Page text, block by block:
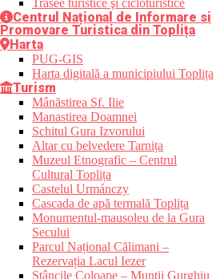
Trasee turistice şi cicloturistice
Centrul Național de Informare si
Promovare Turistica din Toplița
Harta
PUG-GIS
Harta digitală a municipiului Toplița
Turism
Mânăstirea Sf. Ilie
Manastirea Doamnei
Schitul Gura Izvorului
Altar cu belvedere Tarnița
Muzeul Etnografic – Centrul
Cultural Toplița
Castelul Urmánczy
Cascada de apă termală Toplița
Monumentul-mausoleu de la Gura
Secului
Parcul Național Călimani –
Rezervația Lacul Iezer
Stâncile Coloape – Munții Gurghiu